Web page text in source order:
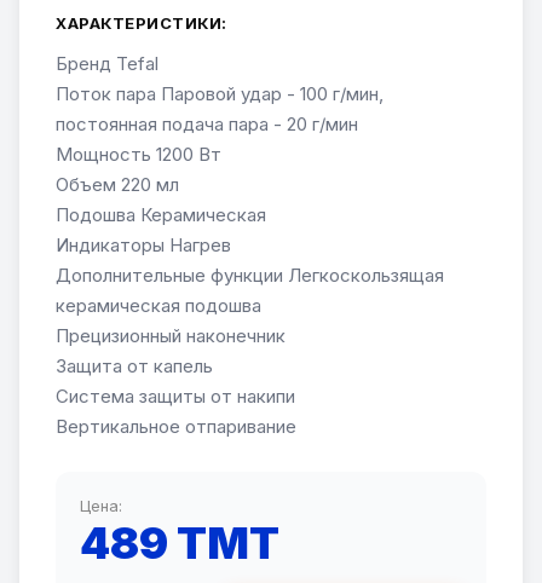
ХАРАКТЕРИСТИКИ:
Бренд Tefal
Поток пара Паровой удар - 100 г/мин,
постоянная подача пара - 20 г/мин
Мощность 1200 Вт
Объем 220 мл
Подошва Керамическая
Индикаторы Нагрев
Дополнительные функции Легкоскользящая
керамическая подошва
Прецизионный наконечник
Защита от капель
Система защиты от накипи
Вертикальное отпаривание
Цена:
489 TMT